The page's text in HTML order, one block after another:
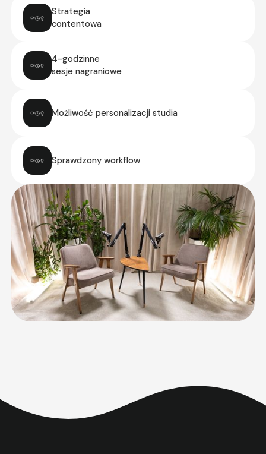
Strategia
contentowa
4-godzinne
sesje nagraniowe
Możliwość personalizacji studia
Sprawdzony workflow